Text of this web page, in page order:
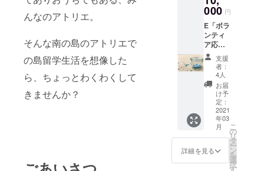
んなのアトリエ。
そんな南の島のアトリエで
の島留学生活を想像した
ら、ちょっとわくわくして
きませんか？
たしま
す。ア
トリエ
オープ
ン後、
実際に
ご来訪
いただ
いた際
に実物
とお引
替えく
ださ
い。
は置物
からお
選びい
ただけ
ます。
▶写真
は参考
例でデ
ザイン
はおま
かせに
なりま
す。自
然素材
から制
作し
た“一点
てみま
せん
か？ ▶
島外に
いた
り、事
情が
あって
ビーチ
クリー
ンには
参加で
きない
けれど
沖永良
部の海
000 円
E「ボラ
ンティ
ア応援
プラ
ン！
ビーチ
クリー
ンとう
じじき
れい団
のマイ
クロプ
ラス
チック
教材
キッ
支援
者：
4人
お届
け予
定：
2021
年03
月
詳細を見る
こ
の
リ
タ
ー
ン
を
選
択